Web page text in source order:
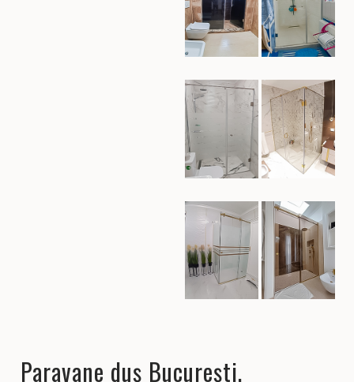
Paravane duș București,